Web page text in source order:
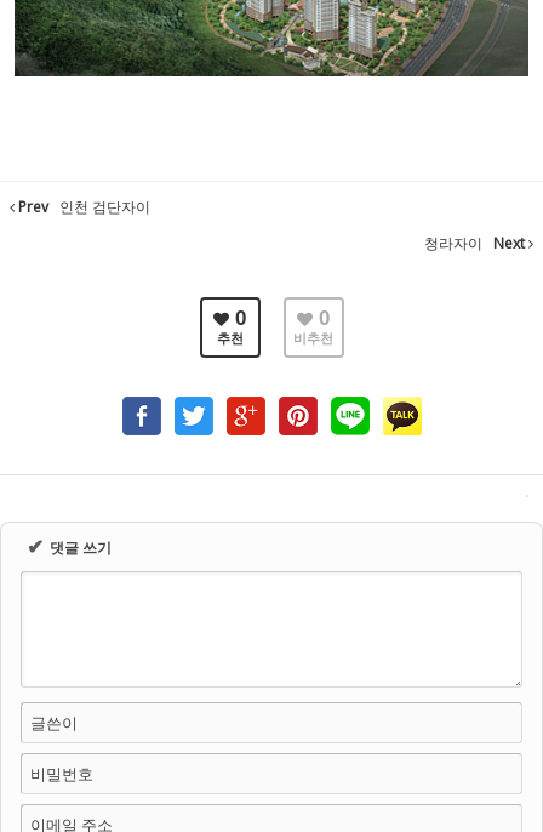
Prev 인천 검단자이
청라자이
Next
0
추천
0
비추천
✔ 댓글 쓰기
글쓴이
비밀번호
이메일 주소